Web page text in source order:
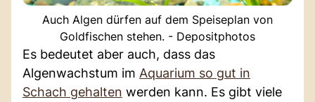
Auch Algen dürfen auf dem Speiseplan von
Goldfischen stehen. - Depositphotos
Es bedeutet aber auch, dass das
Algenwachstum im Aquarium so gut in
Schach gehalten werden kann. Es gibt viele